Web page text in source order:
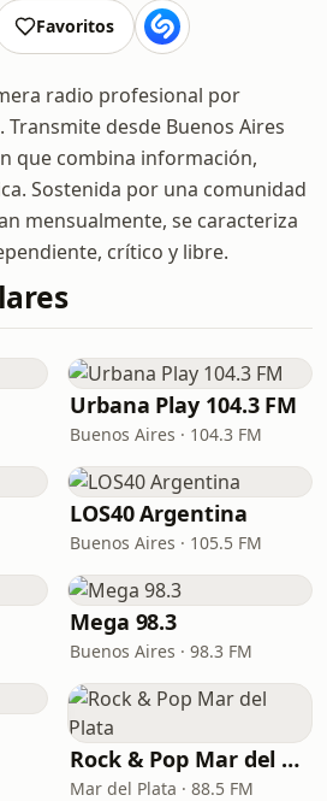
Favoritos
radio profesional por
desde Buenos Aires
que combina información,
Sostenida por una comunidad
mensualmente, se caracteriza
crítico y libre.
Urbana Play 104.3 FM
Buenos Aires · 104.3 FM
LOS40 Argentina
Buenos Aires · 105.5 FM
Mega 98.3
Buenos Aires · 98.3 FM
Rock & Pop Mar del Plata
Mar del Plata · 88.5 FM